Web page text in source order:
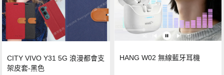
CITY VIVO Y31 5G 浪漫都會支
架皮套-黑色
HANG W02 無線藍牙耳機